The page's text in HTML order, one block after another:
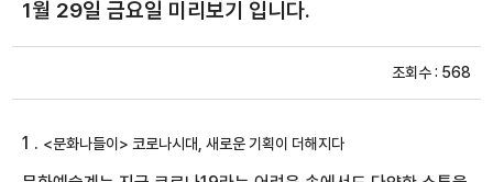
1월 29일 금요일 미리보기 입니다.
조회수 : 568
1 . <문화나들이> 코로나시대, 새로운 기획이 더해지다